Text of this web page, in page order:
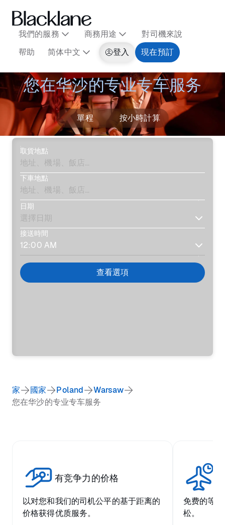
我們的服務 商務用途
對司機來說
帮助
简体中文 登入 現在預訂
您在华沙的专业专车服务
單程 按小時計算
取貨地點
下車地點
日期
接送時間
查看選項
家 國家 Poland
Warsaw
您在华沙的专业专车服务
有竞争力的价格
以对您和我们的司机公平的基于距离的
价格获得优质服务。
免费的等
松。